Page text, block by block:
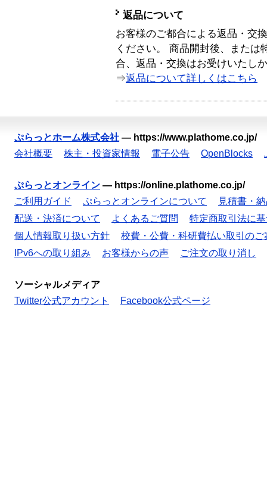
返品について
お客様のご都合による返品・交
ください。 商品開封後、または
合、返品・交換はお受けいたし
⇒返品について詳しくはこちら
ぷらっとホーム株式会社 — https://www.plathome.co.jp/
会社概要
株主・投資家情報 電子公告 OpenBlocks
ぷらっとオンライン — https://online.plathome.co.jp/
ご利用ガイド
ぷらっとオンラインについて
見積書・
配送・決済について
よくあるご質問
特定商取引法に
個人情報取り扱い方針
校費・公費・科研費払い取引のご
IPv6への取り組み
お客様からの声 ご注文の取り消し
ソーシャルメディア
Twitter公式アカウント
Facebook公式ページ